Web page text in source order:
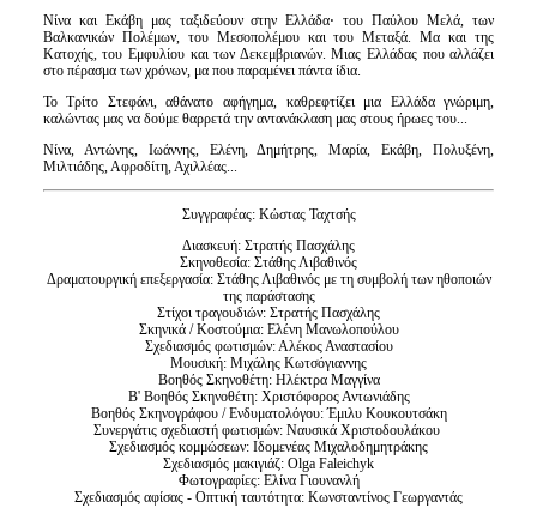
Νίνα και Εκάβη μας ταξιδεύουν στην Ελλάδα⋅ του Παύλου Μελά, των
Βαλκανικών Πολέμων, του Μεσοπολέμου και του Μεταξά. Μα και της
Κατοχής, του Εμφυλίου και των Δεκεμβριανών. Μιας Ελλάδας που αλλάζει
στο πέρασμα των χρόνων, μα που παραμένει πάντα ίδια.
Το Τρίτο Στεφάνι, αθάνατο αφήγημα, καθρεφτίζει μια Ελλάδα γνώριμη,
καλώντας μας να δούμε θαρρετά την αντανάκλαση μας στους ήρωες του...
Νίνα, Αντώνης, Ιωάννης, Ελένη, Δημήτρης, Μαρία, Εκάβη, Πολυξένη,
Μιλτιάδης, Αφροδίτη, Αχιλλέας...
Συγγραφέας: Κώστας Ταχτσής
Διασκευή: Στρατής Πασχάλης
Σκηνοθεσία: Στάθης Λιβαθινός
Δραματουργική επεξεργασία: Στάθης Λιβαθινός με τη συμβολή των ηθοποιών
της παράστασης
Στίχοι τραγουδιών: Στρατής Πασχάλης
Σκηνικά / Κοστούμια: Ελένη Μανωλοπούλου
Σχεδιασμός φωτισμών: Αλέκος Αναστασίου
Μουσική: Μιχάλης Κωτσόγιαννης
Βοηθός Σκηνοθέτη: Ηλέκτρα Μαγγίνα
Β' Βοηθός Σκηνοθέτη: Χριστόφορος Αντωνιάδης
Βοηθός Σκηνογράφου / Ενδυματολόγου: Έμιλυ Κουκουτσάκη
Συνεργάτις σχεδιαστή φωτισμών: Ναυσικά Χριστοδουλάκου
Σχεδιασμός κομμώσεων: Ιδομενέας Μιχαλοδημητράκης
Σχεδιασμός μακιγιάζ: Olga Faleichyk
Φωτογραφίες: Ελίνα Γιουνανλή
Σχεδιασμός αφίσας - Οπτική ταυτότητα: Κωνσταντίνος Γεωργαντάς